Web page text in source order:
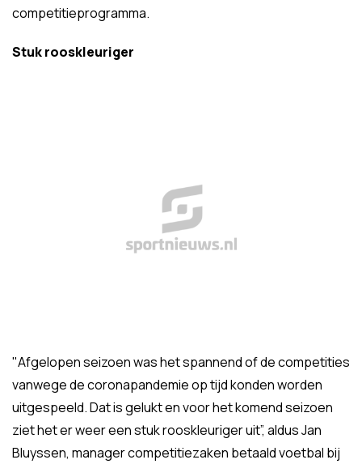
competitieprogramma.
Stuk rooskleuriger
"Afgelopen seizoen was het spannend of de competities
vanwege de coronapandemie op tijd konden worden
uitgespeeld. Dat is gelukt en voor het komend seizoen
ziet het er weer een stuk rooskleuriger uit”, aldus Jan
Bluyssen, manager competitiezaken betaald voetbal bij